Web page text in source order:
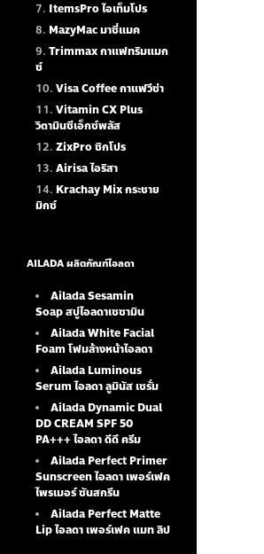
ItemsPro ไอเท็มโปร
MazyMac มาซี่แมค
Trimmax กาแฟทริมแมก
ซ์
Visa Coffee กาแฟวีซ่า
Vitamin CX Plus
วิตามินซีเอ็กซ์พลัส
ZixPro ซิกโปร
Airisa ไอริสา
Krachay Mix กระชาย
มิกซ์
AILADA ผลิตภัณฑ์ไอลดา
Ailada Sesamin
Soapสบู่ไอลดาเซซามิน
Ailada White Facial
Foamโฟมล้างหน้าไอลดา
Ailada Luminous
Serumไอลดา ลูมินัส เซรั่ม
Ailada Dynamic Dual
DD CREAM SPF 50
PA+++ ไอลดา ดีดี ครีม
Ailada Perfect Primer
Sunscreen ไอลดา เพอร์เฟค
ไพรเมอร์ ซันสกรีน
Ailada Perfect Matte
Lip ไอลดา เพอร์เฟค แมท ลิป